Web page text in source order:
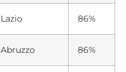
Lazio 86%
Abruzzo 86%